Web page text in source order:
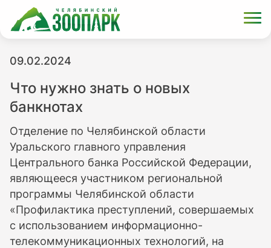
09.02.2024
Что нужно знать о новых
банкнотах
Отделение по Челябинской области
Уральского главного управления
Центрального банка Российской Федерации,
являющееся участником региональной
программы Челябинской области
«Профилактика преступлений, совершаемых
с использованием информационно-
телекоммуникационных технологий, на